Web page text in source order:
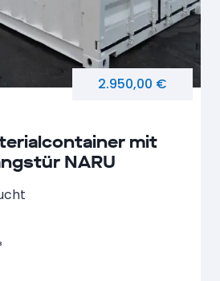
mit
NARU
2.950,00 €